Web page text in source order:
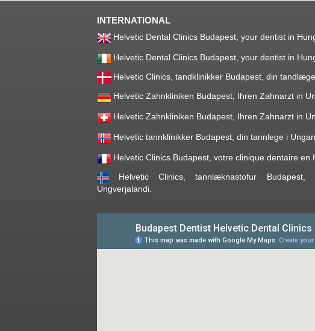
INTERNATIONAL
Helvetic Dental Clinics Budapest, your dentist in
Helvetic Dental Clinics Budapest, your dentist in
Helvetic Clinics, tandklinikker Budapest, din
Helvetic Zahnkliniken Budapest, Ihren Zahnarzt in
Helvetic Zahnkliniken Budapest, Ihren Zahnarzt in
Helvetic tannklinikker Budapest, din tannlege i
Helvetic Clinics Budapest, votre clinique dentaire en
Helvetic Clinics, tannlæknastofur
Ungverjalandi.